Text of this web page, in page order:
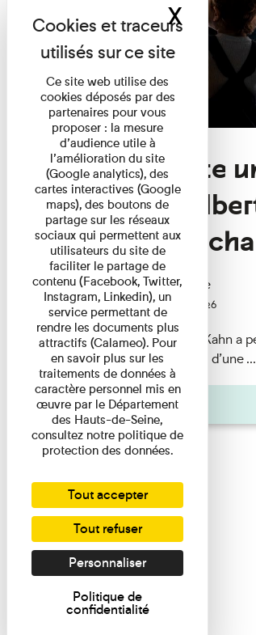
Visite Toute
histoire:
perdu son
Exposition permanente
Du 15/08/2026 au 15/08/2026
Il semblerait qu’Albert Kahn a
chose... Accompagnés d’une ...
Agenda
Ce site web utilise des
cookies déposés par des
partenaires pour vous
proposer : la mesure
d’audience utile à
l’amélioration du site
(Google analytics), des
cartes interactives (Google
maps), des boutons de
partage sur les réseaux
sociaux qui permettent aux
utilisateurs du site de
faciliter le partage de
contenu (Facebook, Twitter,
Instagram, Linkedin), un
service permettant de
rendre les documents plus
attractifs (Calameo). Pour
en savoir plus sur les
traitements de données à
caractère personnel mis en
œuvre par le Département
des Hauts-de-Seine,
consultez notre politique de
protection des données.
Tout accepter
Tout refuser
Personnaliser
Politique de
confidentialité
X